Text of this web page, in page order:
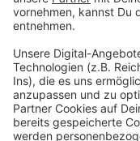
verpflichtet. Der 33-
Starbulls Rosenheim
DEG verpflichtet
Düsseldorf |Die
einen Grund zur
ersten offiziellen